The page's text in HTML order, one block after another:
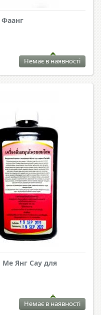
Фаанг
Немає в наявності
Янг Сау для
Немає в наявності